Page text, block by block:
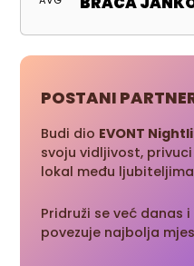
POSTANI
Budi dio EVONT
svoju vidljivost,
lokal među
Pridruži se već
povezuje najbolja